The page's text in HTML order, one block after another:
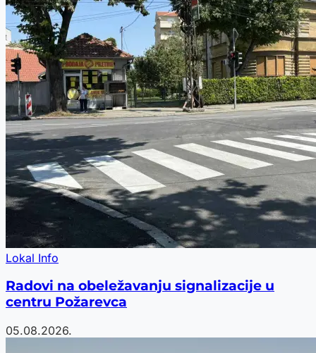
Lokal Info
Radovi na obeležavanju signalizacije u
centru Požarevca
05.08.2026.